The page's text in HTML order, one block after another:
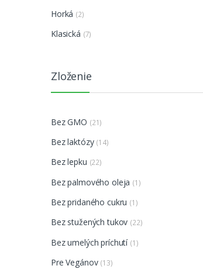
Horká (2)
Klasická (7)
Zloženie
Bez GMO (21)
Bez laktózy (14)
Bez lepku (22)
Bez palmového oleja (1)
Bez pridaného cukru (1)
Bez stužených tukov (22)
Bez umelých príchutí (1)
Pre Vegánov (13)